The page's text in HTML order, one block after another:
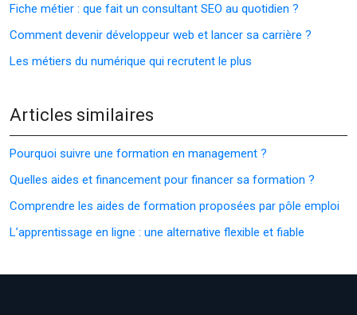
Fiche métier : que fait un consultant SEO au quotidien ?
Comment devenir développeur web et lancer sa carrière ?
Les métiers du numérique qui recrutent le plus
Articles similaires
Pourquoi suivre une formation en management ?
Quelles aides et financement pour financer sa formation ?
Comprendre les aides de formation proposées par pôle emploi
L’apprentissage en ligne : une alternative flexible et fiable